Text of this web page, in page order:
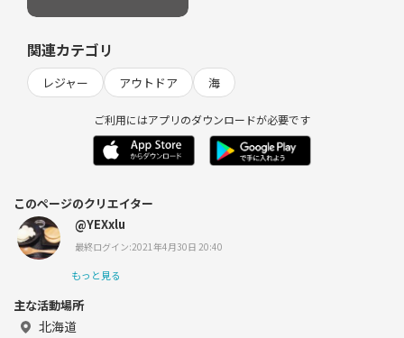
関連カテゴリ
レジャー アウトドア 海
ご利用にはアプリのダウンロードが必要です
このページのクリエイター
@YEXxlu
最終ログイン:2021年4月30日 20:40
もっと見る
主な活動場所
北海道